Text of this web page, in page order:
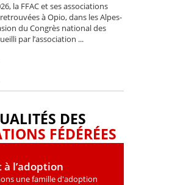
la FFAC et ses associations
à Opio, dans les Alpes-
du Congrès national des
par l’association ...
DES
FÉDÉRÉES
l’adoption
une famille d'adoption